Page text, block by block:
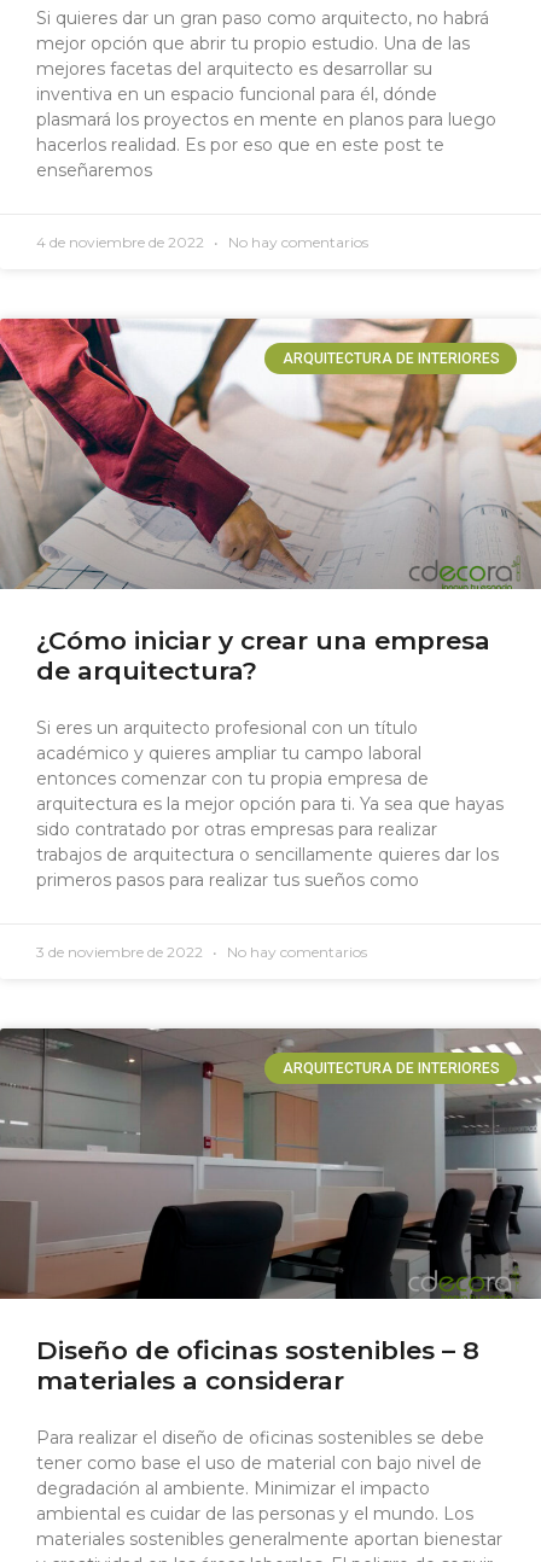
Si quieres dar un gran paso como arquitecto, no habrá
mejor opción que abrir tu propio estudio. Una de las
mejores facetas del arquitecto es desarrollar su
inventiva en un espacio funcional para él, dónde
plasmará los proyectos en mente en planos para luego
hacerlos realidad. Es por eso que en este post te
enseñaremos
4 de noviembre de 2022 No hay comentarios
ARQUITECTURA DE INTERIORES
¿Cómo iniciar y crear una empresa
de arquitectura?
Si eres un arquitecto profesional con un título
académico y quieres ampliar tu campo laboral
entonces comenzar con tu propia empresa de
arquitectura es la mejor opción para ti. Ya sea que hayas
sido contratado por otras empresas para realizar
trabajos de arquitectura o sencillamente quieres dar los
primeros pasos para realizar tus sueños como
3 de noviembre de 2022 No hay comentarios
ARQUITECTURA DE INTERIORES
Diseño de oficinas sostenibles – 8
materiales a considerar
Para realizar el diseño de oficinas sostenibles se debe
tener como base el uso de material con bajo nivel de
degradación al ambiente. Minimizar el impacto
ambiental es cuidar de las personas y el mundo. Los
materiales sostenibles generalmente aportan bienestar